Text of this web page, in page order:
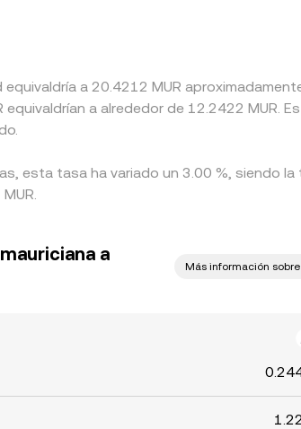
a 20.4212 MUR
a alrededor de 12.2422 MUR.
esta tasa ha variado un 3.00 %, siendo la
a
Más información sobre